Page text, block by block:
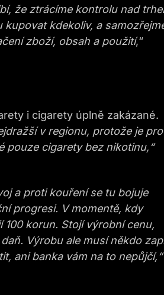
že ztrácíme kontrolu nad
kdekoliv, a
zboží, obsah a použití,“
i cigarety úplně zakázané.
v regionu, protože je pro
pouze cigarety bez nikotinu,“
a proti kouření se tu bojuje
progresi. V momentě, kdy
korun. Stojí výrobní cenu,
Výrobu ale musí někdo
ani banka vám na to nepůjčí,“